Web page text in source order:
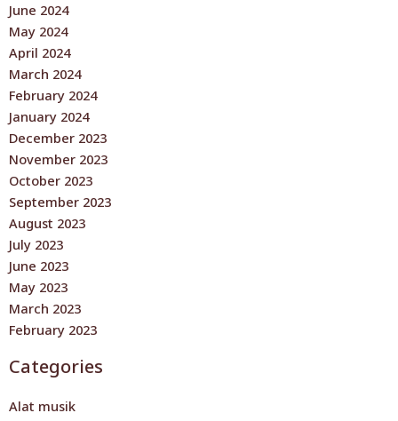
June 2024
May 2024
April 2024
March 2024
February 2024
January 2024
December 2023
November 2023
October 2023
September 2023
August 2023
July 2023
June 2023
May 2023
March 2023
February 2023
Categories
Alat musik